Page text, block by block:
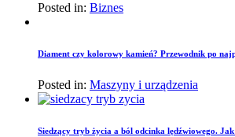
Posted in: Biznes
Diament czy kolorowy kamień? Przewodnik po
Posted in: Maszyny i urządzenia
Siedzący tryb życia a ból odcinka lędźwiowego.